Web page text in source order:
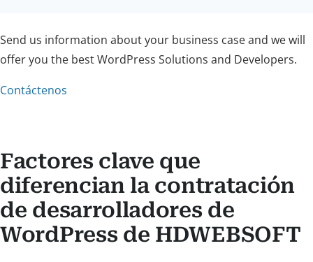
Send us information about your business case and we will
offer you the best WordPress Solutions and Developers.
Contáctenos
Factores clave que
diferencian la contratación
de desarrolladores de
WordPress de HDWEBSOFT